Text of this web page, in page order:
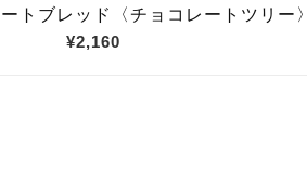
トブレッド〈チョコレートツリー〉
¥2,160